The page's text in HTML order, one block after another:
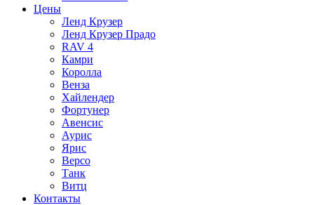
Цены
Ленд Крузер
Ленд Крузер Прадо
RAV 4
Камри
Королла
Венза
Хайлендер
Фортунер
Авенсис
Аурис
Ярис
Версо
Танк
Витц
Контакты